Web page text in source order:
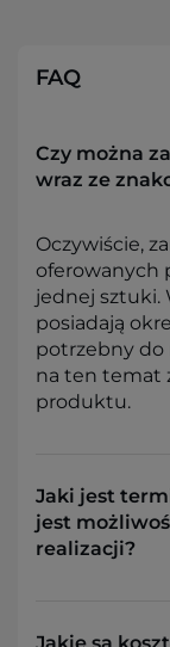
FAQ
Czy można
wraz ze
Oczywiście,
oferowanych
jednej sztuki.
posiadają
potrzebny do
na ten temat
produktu.
Jaki jest
jest
realizacji?